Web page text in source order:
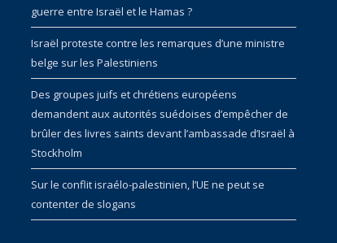
guerre entre Israël et le Hamas ?
Israël proteste contre les remarques d’une ministre
belge sur les Palestiniens
Des groupes juifs et chrétiens européens
demandent aux autorités suédoises d’empêcher de
brûler des livres saints devant l’ambassade d’Israël à
Stockholm
Sur le conflit israélo-palestinien, l’UE ne peut se
contenter de slogans